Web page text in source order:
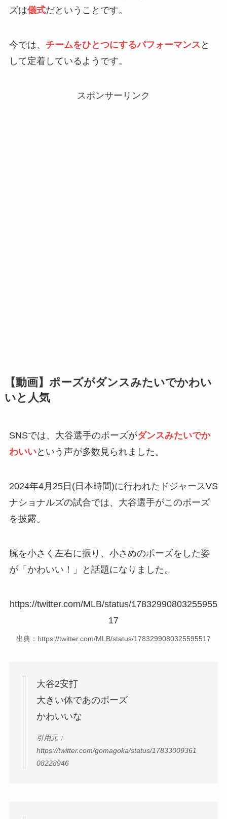
ズは儀式だということです。
今では、 チームをひとつにするパフォーマンス と
して定着しているようです。
スポンサーリンク
【動画】ポーズがダンスみたいでかわい
いと人気
SNSでは、大谷選手のポーズがダンスみたいでか
わいいという声が多数見られました。
2024年4月25日(日本時間)に行われたドジャースVS
ナショナルズの試合では、大谷選手がこのポーズ
を披露。
腕を小さく左右に振り、小さめのポーズをした姿
が「かわいい！」と話題になりました。
https://twitter.com/MLB/status/17832990803255955
17
出典：https://twitter.com/MLB/status/1783299080325595517
大谷2安打
大きい体であのポーズ
かわいいな
引用元：
https://twitter.com/gomagoka/status/17833009361
08228946